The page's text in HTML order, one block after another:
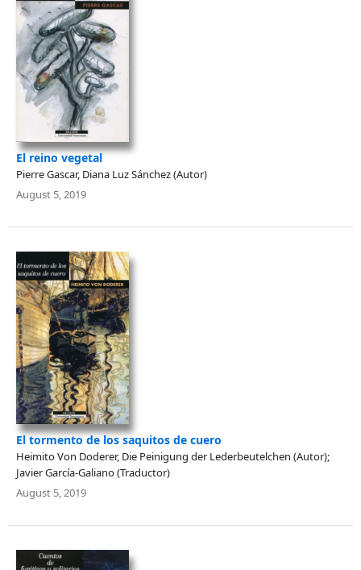
El reino vegetal
Pierre Gascar, Diana Luz Sánchez (Autor)
August 5, 2019
El tormento de los saquitos de cuero
Heimito Von Doderer, Die Peinigung der Lederbeutelchen (Autor);
Javier García-Galiano (Traductor)
August 5, 2019